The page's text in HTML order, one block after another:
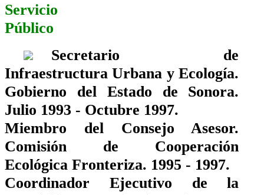
Servicio
Público
Secretario de
Infraestructura Urbana y Ecología.
Gobierno del Estado de Sonora.
Julio 1993 - Octubre 1997.
Miembro del Consejo Asesor.
Comisión de Cooperación
Ecológica Fronteriza. 1995 - 1997.
Coordinador Ejecutivo de la